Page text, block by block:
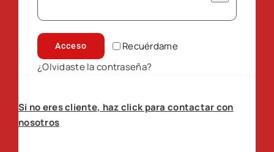
Recuérdame
Acceso
¿Olvidaste la contraseña?
Si no eres cliente, haz click para contactar con
nosotros